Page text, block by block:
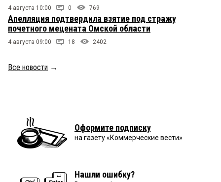
4 августа 10:00 0 769
Апелляция подтвердила взятие под стражу
почетного мецената Омской области
4 августа 09:00 18 2402
Все новости →
Оформите подписку
на газету «Коммерческие вести»
Нашли ошибку?